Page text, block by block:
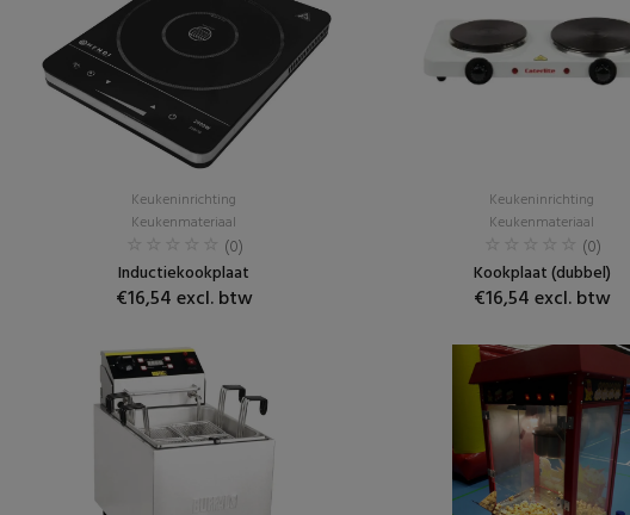
Keukeninrichting
Keukenmateriaal
(0)
Inductiekookplaat
€16,54 excl. btw
Keukeninrichting
Keukenmateriaal
(0)
Kookplaat (dubbel)
€16,54 excl. btw